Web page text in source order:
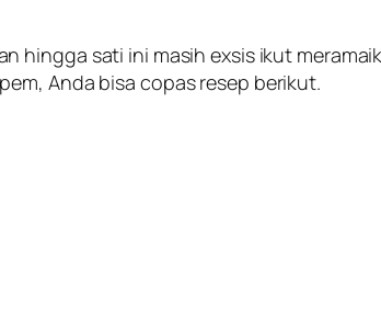
hingga sati ini masih exsis ikut
Anda bisa copas resep berikut.